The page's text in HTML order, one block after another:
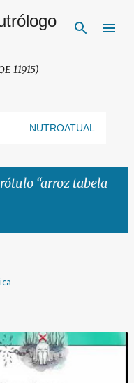
principal
11915)
NUTROATUAL
arroz tabela